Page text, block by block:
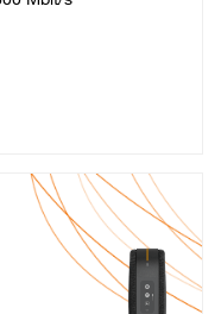
€ par mois, Engagement 12 mois